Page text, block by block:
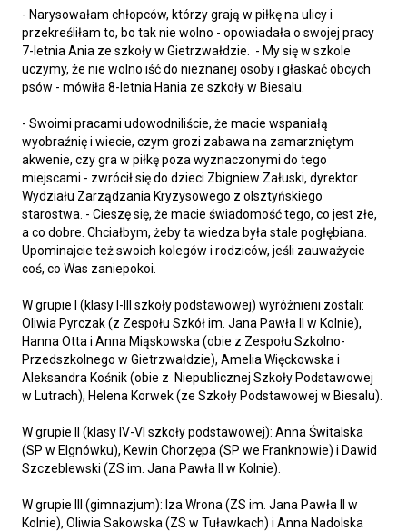
- Narysowałam chłopców, którzy grają w piłkę na ulicy i
przekreśliłam to, bo tak nie wolno - opowiadała o swojej pracy
7-letnia Ania ze szkoły w Gietrzwałdzie. - My się w szkole
uczymy, że nie wolno iść do nieznanej osoby i głaskać obcych
psów - mówiła 8-letnia Hania ze szkoły w Biesalu.
- Swoimi pracami udowodniliście, że macie wspaniałą
wyobraźnię i wiecie, czym grozi zabawa na zamarzniętym
akwenie, czy gra w piłkę poza wyznaczonymi do tego
miejscami - zwrócił się do dzieci Zbigniew Załuski, dyrektor
Wydziału Zarządzania Kryzysowego z olsztyńskiego
starostwa. - Cieszę się, że macie świadomość tego, co jest złe,
a co dobre. Chciałbym, żeby ta wiedza była stale pogłębiana.
Upominajcie też swoich kolegów i rodziców, jeśli zauważycie
coś, co Was zaniepokoi.
W grupie I (klasy I-III szkoły podstawowej) wyróżnieni zostali:
Oliwia Pyrczak (z Zespołu Szkół im. Jana Pawła II w Kolnie),
Hanna Otta i Anna Miąskowska (obie z Zespołu Szkolno-
Przedszkolnego w Gietrzwałdzie), Amelia Więckowska i
Aleksandra Kośnik (obie z Niepublicznej Szkoły Podstawowej
w Lutrach), Helena Korwek (ze Szkoły Podstawowej w Biesalu).
W grupie II (klasy IV-VI szkoły podstawowej): Anna Świtalska
(SP w Elgnówku), Kewin Chorzępa (SP we Franknowie) i Dawid
Szczeblewski (ZS im. Jana Pawła II w Kolnie).
W grupie III (gimnazjum): Iza Wrona (ZS im. Jana Pawła II w
Kolnie), Oliwia Sakowska (ZS w Tuławkach) i Anna Nadolska